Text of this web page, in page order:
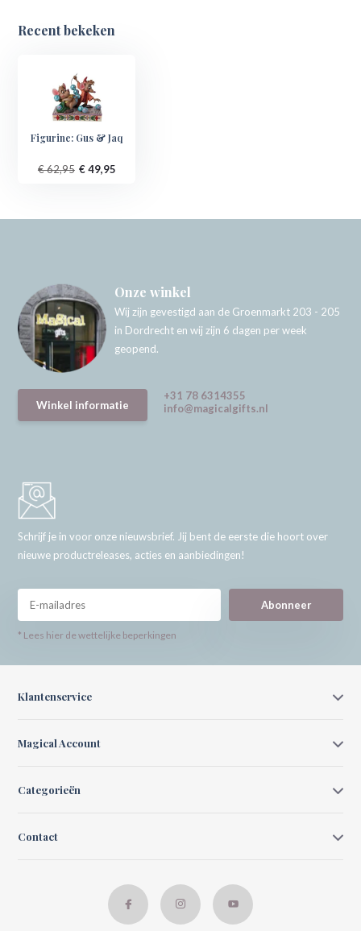
Recent bekeken
Figurine: Gus & Jaq
€ 62,95 € 49,95
Onze winkel
Wij zijn gevestigd aan de Groenmarkt 203 - 205
in Dordrecht en wij zijn 6 dagen per week
geopend.
Winkel informatie
+31 78 6314355
info@magicalgifts.nl
Schrijf je in voor onze nieuwsbrief. Jij bent de eerste die hoort over
nieuwe productreleases, acties en aanbiedingen!
Abonneer
* Lees hier de wettelijke beperkingen
Klantenservice
Magical Account
Categorieën
Contact